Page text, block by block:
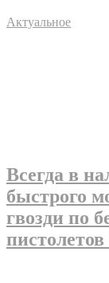
Актуальное
Всегда в
быстрого
гвозди по